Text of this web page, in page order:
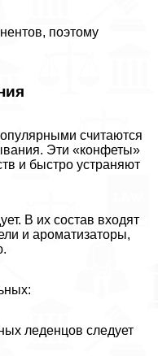
поэтому
считаются
Эти «конфеты»
и быстро устраняют
В их состав входят
и ароматизаторы,
леденцов следует